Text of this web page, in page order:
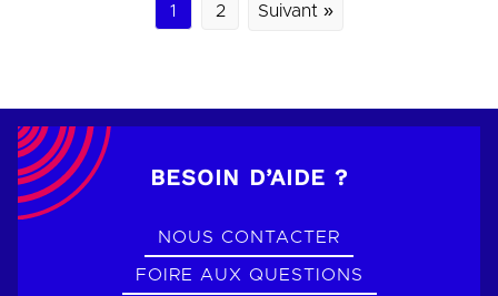
1 2 Suivant »
BESOIN D’AIDE ?
NOUS CONTACTER
FOIRE AUX QUESTIONS